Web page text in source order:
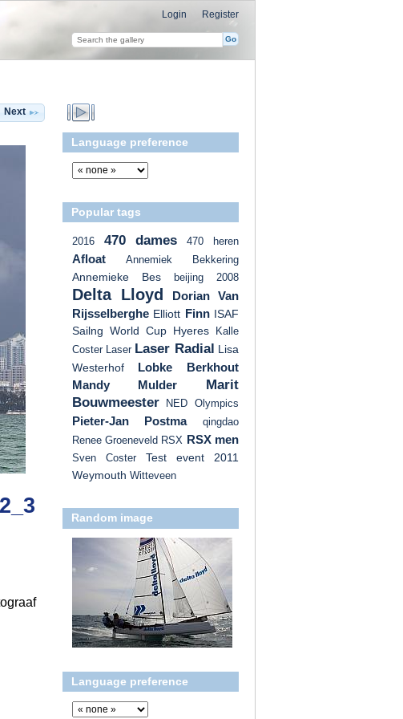
Login Register
Next
Language preference
Popular tags
2016 470 dames 470 heren
Afloat Annemiek Bekkering
Annemieke Bes beijing 2008
Delta Lloyd
Dorian Van
Rijsselberghe Elliott Finn ISAF
Sailng World Cup Hyeres
Kalle
Coster Laser Laser Radial Lisa
Westerhof
Lobke Berkhout
Mandy Mulder
Marit
Bouwmeester
NED Olympics
Pieter-Jan Postma
qingdao
Renee Groeneveld RSX RSX men
Sven Coster
Test event 2011
Weymouth Witteveen
Random image
Language preference